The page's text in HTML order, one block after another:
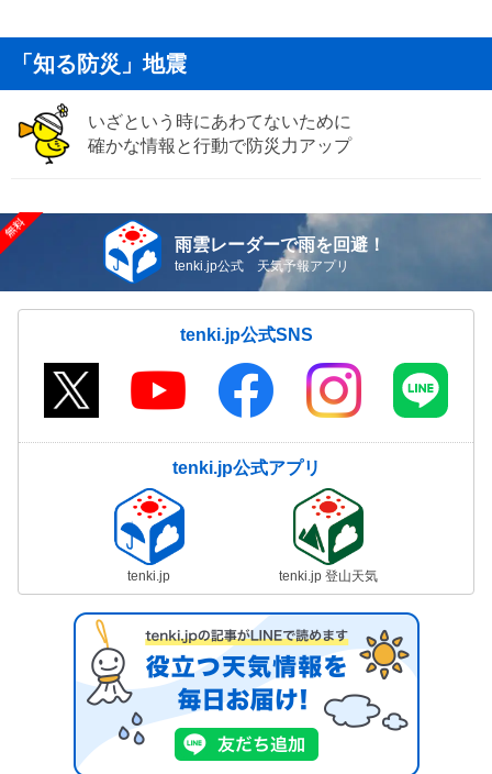
「知る防災」地震
いざという時にあわてないために
確かな情報と行動で防災力アップ
雨雲レーダーで雨を回避！
tenki.jp公式 天気予報アプリ
tenki.jp公式SNS
tenki.jp公式アプリ
tenki.jp tenki.jp 登山天気